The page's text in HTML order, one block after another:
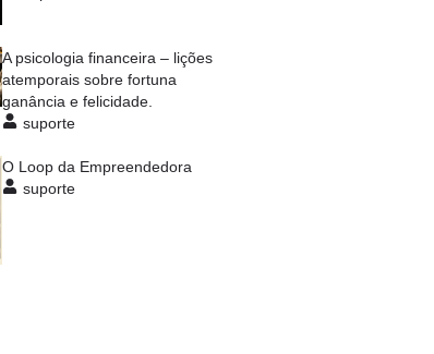
A psicologia financeira – lições
atemporais sobre fortuna
ganância e felicidade.
suporte
O Loop da Empreendedora
suporte